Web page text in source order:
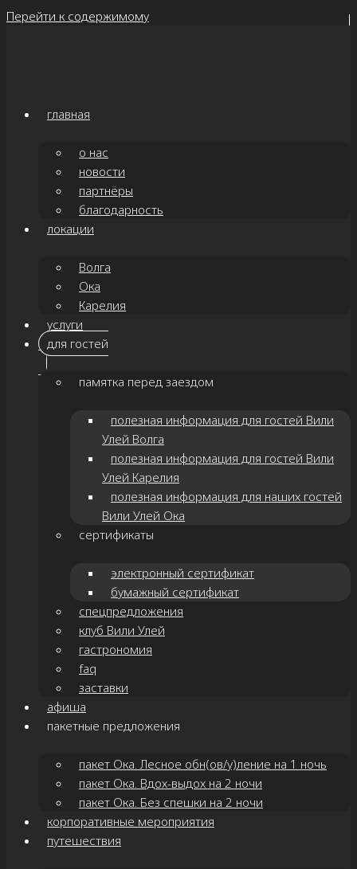
Перейти к содержимому
главная
о нас
новости
партнёры
благодарность
локации
Волга
Ока
Карелия
услуги
для гостей
памятка перед заездом
полезная информация для гостей Вили
Улей Волга
полезная информация для гостей Вили
Улей Карелия
полезная информация для наших гостей
Вили Улей Ока
сертификаты
электронный сертификат
бумажный сертификат
спецпредложения
клуб Вили Улей
гастрономия
faq
заставки
афиша
пакетные предложения
пакет Ока. Лесное обн(ов/у)ление на 1 ночь
пакет Ока. Вдох-выдох на 2 ночи
пакет Ока. Без спешки на 2 ночи
корпоративные мероприятия
путешествия